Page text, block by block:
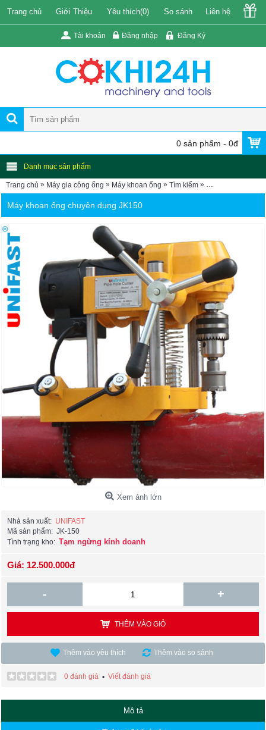
Trang chủ Giới Thiệu Yêu thích(0) So sánh Liên hệ
Tài khoản Đăng nhập Đăng Ký
0 sản phẩm - 0đ
Danh mục sản phẩm
Trang chủ » Máy gia công ống » Máy khoan ống » Tìm kiếm » Máy khoan ống
Máy khoan ống chuyên dụng JK150
Xem ảnh lớn
Nhà sản xuất: UNIFAST
Mã sản phẩm: JK-150
Tình trạng kho: Tạm ngừng kính doanh
Giá: 12.500.000đ
- +
THÊM VÀO GIỎ
Thêm vào yêu thích Thêm vào so sánh
0 đánh giá • Viết đánh giá
Mô tả